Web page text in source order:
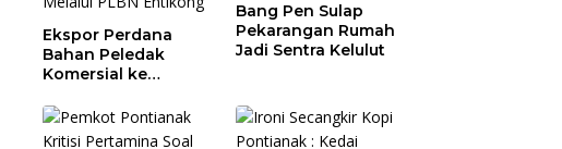
Ekspor Perdana
Bahan Peledak
Komersial ke
PLBN Entikong
Bang Pen Sulap
Pekarangan Rumah
Jadi Sentra Kelulut